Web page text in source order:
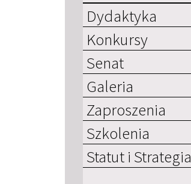
Dydaktyka
Konkursy
Senat
Galeria
Zaproszenia
Szkolenia
Statut i Strategia